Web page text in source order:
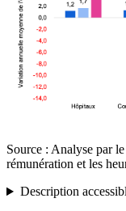
Source : Analyse par
rémunération et les
Description